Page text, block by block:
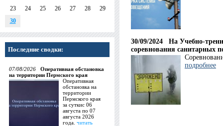
23
24 25 26 27 28
29
30
Последние сводки:
07/08/2026
Оперативная обстановка
на территории Пермского края
Оперативная
обстановка на
территории
Пермского края
за суткис 06
августа по 07
августа 2026
года. читать
30/09/2024
На Учебно-
соревнования санитарных
подробнее